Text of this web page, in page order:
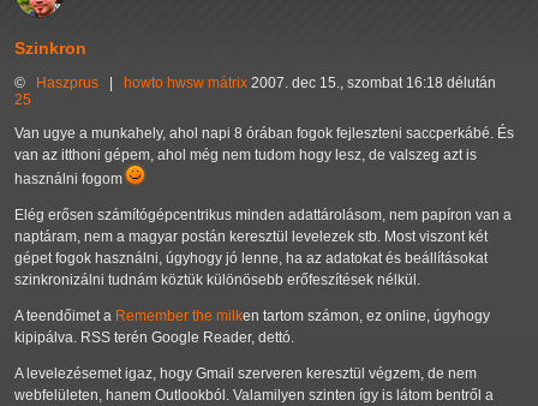
Szinkron
© Haszprus howto hwsw mátrix 2007. dec 15., szombat 16:18 délután
25
Van ugye a munkahely, ahol napi 8 órában fogok fejleszteni saccperkábé. És
van az itthoni gépem, ahol még nem tudom hogy lesz, de valszeg azt is
használni fogom
Elég erősen számítógépcentrikus minden adattárolásom, nem papíron van a
naptáram, nem a magyar postán keresztül levelezek stb. Most viszont két
gépet fogok használni, úgyhogy jó lenne, ha az adatokat és beállításokat
szinkronizálni tudnám köztük különösebb erőfeszítések nélkül.
A teendőimet a Remember the milken tartom számon, ez online, úgyhogy
kipipálva. RSS terén Google Reader, dettó.
A levelezésemet igaz, hogy Gmail szerveren keresztül végzem, de nem
webfelületen, hanem Outlookból. Valamilyen szinten így is látom bentről a